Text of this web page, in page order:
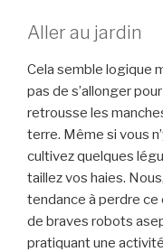
Aller au jardin
Cela semble logique
pas de s’allonger
retrousse les
terre. Même si vous
cultivez quelques
taillez vos haies.
tendance à perdre
de braves robots
pratiquant une